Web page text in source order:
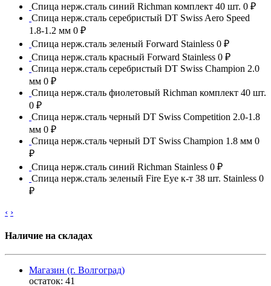
Спица нерж.сталь синий Richman комплект 40 шт. 0 ₽
Спица нерж.сталь серебристый DT Swiss Aero Speed
1.8-1.2 мм 0 ₽
Спица нерж.сталь зеленый Forward Stainless 0 ₽
Спица нерж.сталь красный Forward Stainless 0 ₽
Спица нерж.сталь серебристый DT Swiss Champion 2.0
мм 0 ₽
Спица нерж.сталь фиолетовый Richman комплект 40 шт.
0 ₽
Спица нерж.сталь черный DT Swiss Competition 2.0-1.8
мм 0 ₽
Спица нерж.сталь черный DT Swiss Champion 1.8 мм 0
₽
Спица нерж.сталь синий Richman Stainless 0 ₽
Спица нерж.сталь зеленый Fire Eye к-т 38 шт. Stainless 0
₽
‹ ›
Наличие на складах
Магазин (г. Волгоград)
остаток: 41